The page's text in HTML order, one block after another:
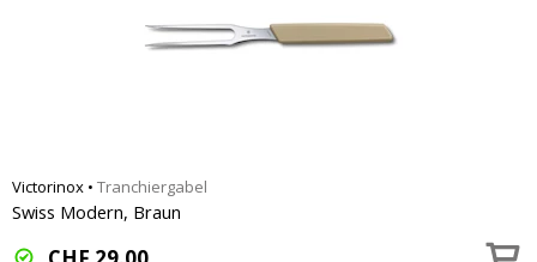
Victorinox • Tranchiergabel
Swiss Modern, Braun